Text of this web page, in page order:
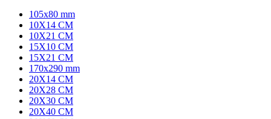
105x80 mm
10X14 CM
10X21 CM
15X10 CM
15X21 CM
170x290 mm
20X14 CM
20X28 CM
20X30 CM
20X40 CM